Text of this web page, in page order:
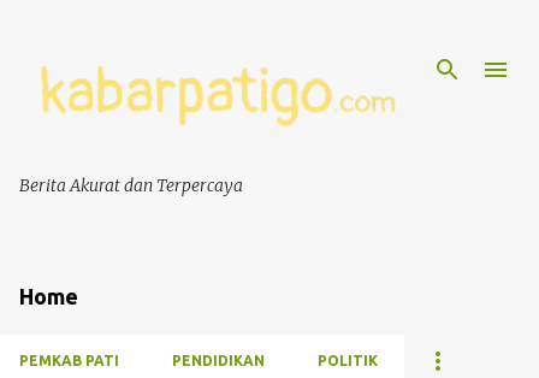
Berita Akurat dan Terpercaya
Home
PEMKAB PATI PENDIDIKAN POLITIK